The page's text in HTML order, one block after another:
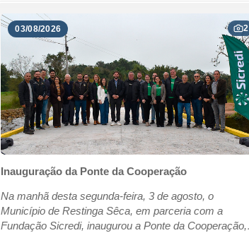
03/08/2026 2
Inauguração da Ponte da Cooperação
Na manhã desta segunda-feira, 3 de agosto, o
Município de Restinga Sêca, em parceria com a
Fundação Sicredi, inaugurou a Ponte da Cooperação,